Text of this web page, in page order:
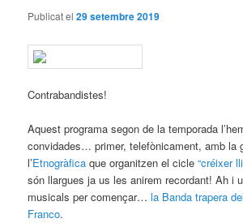
Publicat el29 setembre 2019
Contrabandistes!
Aquest programa segon de la temporada
convidades… primer, telefònicament, amb la
l’Etnogràfica que organitzen el cicle“créixer
són llargues ja us les anirem recordant! Ah i
musicals per començar… la Banda trapera
Franco.